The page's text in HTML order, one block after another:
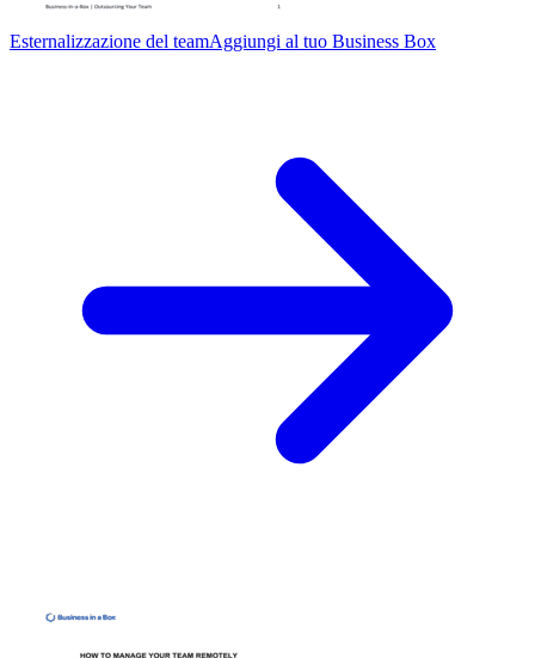
Esternalizzazione del teamAggiungi al tuo Business Box